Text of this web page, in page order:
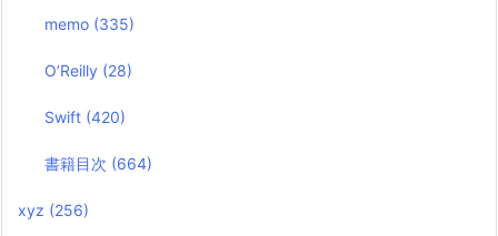
memo (335)
O’Reilly (28)
Swift (420)
書籍目次 (664)
xyz (256)